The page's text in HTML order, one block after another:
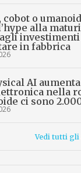
cobot o
alla
in fabbrica
AI
nella
ci sono
Vedi tutti gli